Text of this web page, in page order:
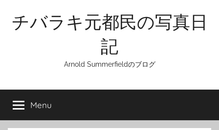
content
チバラキ元都民の写真日
記
Arnold Summerfieldのブログ
Menu